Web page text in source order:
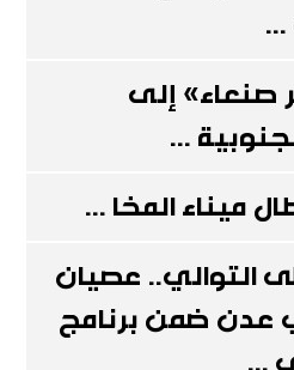
صنعاء» إلى
...
ميناء المخا ...
التوالي.. عصيان
ضمن برنامج
...